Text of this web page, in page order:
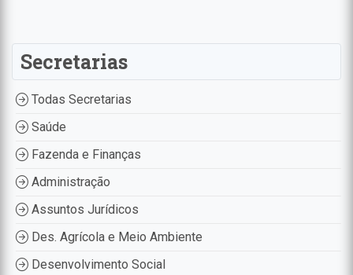
Secretarias
Todas Secretarias
Saúde
Fazenda e Finanças
Administração
Assuntos Jurídicos
Des. Agrícola e Meio Ambiente
Desenvolvimento Social